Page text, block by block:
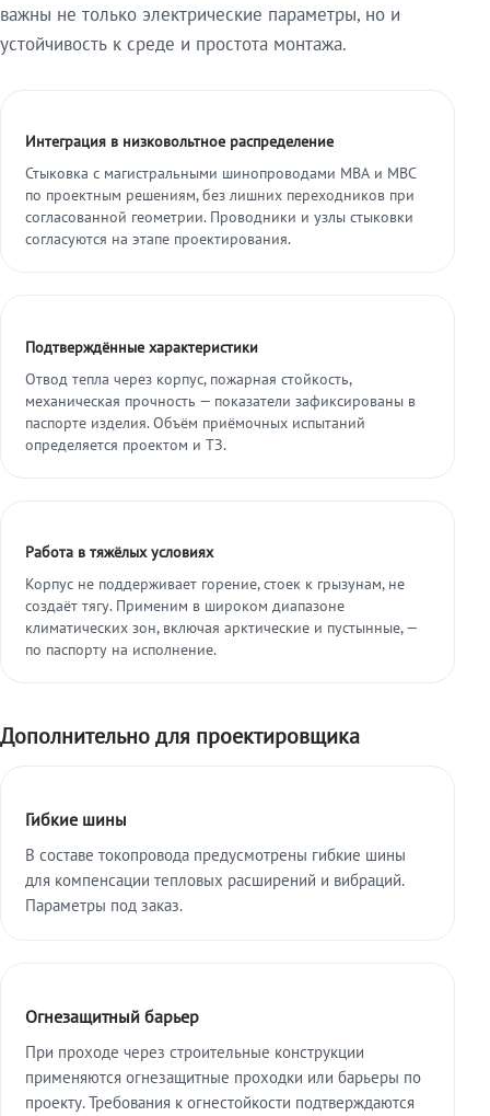
важны не только электрические параметры, но и
устойчивость к среде и простота монтажа.
Интеграция в низковольтное распределение
Стыковка с магистральными шинопроводами МВА и МВС
по проектным решениям, без лишних переходников при
согласованной геометрии. Проводники и узлы стыковки
согласуются на этапе проектирования.
Подтверждённые характеристики
Отвод тепла через корпус, пожарная стойкость,
механическая прочность — показатели зафиксированы в
паспорте изделия. Объём приёмочных испытаний
определяется проектом и ТЗ.
Работа в тяжёлых условиях
Корпус не поддерживает горение, стоек к грызунам, не
создаёт тягу. Применим в широком диапазоне
климатических зон, включая арктические и пустынные, —
по паспорту на исполнение.
Дополнительно для проектировщика
Гибкие шины
В составе токопровода предусмотрены гибкие шины
для компенсации тепловых расширений и вибраций.
Параметры под заказ.
Огнезащитный барьер
При проходе через строительные конструкции
применяются огнезащитные проходки или барьеры по
проекту. Требования к огнестойкости подтверждаются